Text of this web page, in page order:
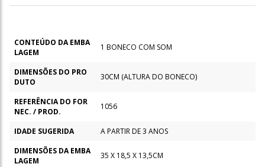
CONTEÚDO DA EMBA
LAGEM
1 BONECO COM SOM
DIMENSÕES DO PRO
DUTO
30CM (ALTURA DO BONECO)
REFERÊNCIA DO FOR
NEC. / PROD.
1056
IDADE SUGERIDA
A PARTIR DE 3 ANOS
DIMENSÕES DA EMBA
LAGEM
35 X 18,5 X 13,5CM